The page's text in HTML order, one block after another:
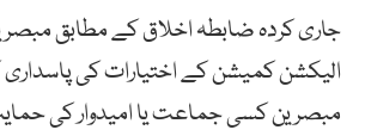
جاری کردہ ضابطہ اخلاق کے مطابق
الیکشن کمیشن کے اختیارات کی پاسداری
مبصرین کسی جماعت یا امیدوار کی